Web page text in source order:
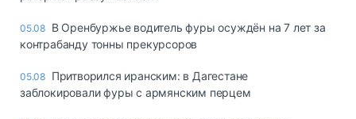
05.08 В Оренбуржье водитель фуры осуждён на 7 лет за
контрабанду тонны прекурсоров
05.08 Притворился иранским: в Дагестане
заблокировали фуры с армянским перцем